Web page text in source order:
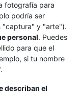
fotografía para
podría ser
"captura" y "arte").
personal. Puedes
para que el
si tu nombre
describan el